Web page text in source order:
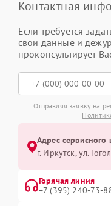
Контактная
Если требуется
свои данные и
проконсультирует
Отправляя заявку на
Адрес сервисного
г. Иркутск, ул.
Горячая линия
+7 (395) 240-73-